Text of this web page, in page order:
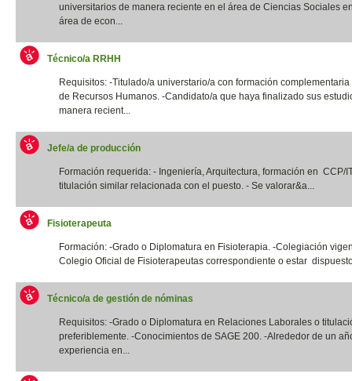
universitarios de manera reciente en el área de Ciencias Sociales
área de econ...
Técnico/a RRHH
Requisitos: -Titulado/a universtario/a con formación
de Recursos Humanos. -Candidato/a que haya finalizado sus
manera recient...
Jefe/a de producción
Formación requerida: - Ingeniería, Arquitectura, formación en CCP/
titulación similar relacionada con el puesto. - Se valorar&a...
Fisioterapeuta
Formación: -Grado o Diplomatura en Fisioterapia. -Colegiación
Colegio Oficial de Fisioterapeutas correspondiente o estar
Técnico/a de gestión de nóminas
Requisitos: -Grado o Diplomatura en Relaciones Laborales o
preferiblemente. -Conocimientos de SAGE 200. -Alrededor de un
experiencia en...